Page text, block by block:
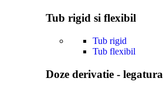
Tub rigid si flexibil
Tub rigid
Tub flexibil
Doze derivatie - legatura